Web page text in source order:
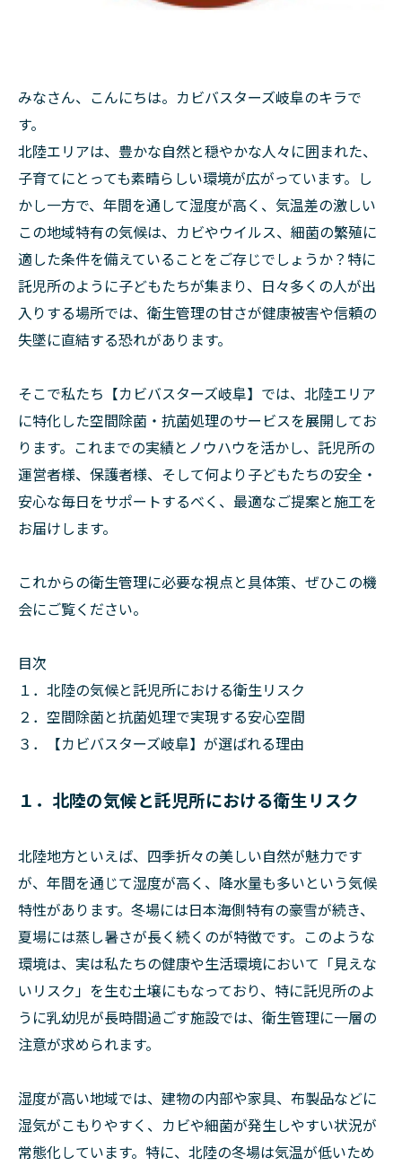
みなさん、こんにちは。カビバスターズ岐阜のキラで
す。
北陸エリアは、豊かな自然と穏やかな人々に囲まれた、
子育てにとっても素晴らしい環境が広がっています。し
かし一方で、年間を通して湿度が高く、気温差の激しい
この地域特有の気候は、カビやウイルス、細菌の繁殖に
適した条件を備えていることをご存じでしょうか？特に
託児所のように子どもたちが集まり、日々多くの人が出
入りする場所では、衛生管理の甘さが健康被害や信頼の
失墜に直結する恐れがあります。
そこで私たち【カビバスターズ岐阜】では、北陸エリア
に特化した空間除菌・抗菌処理のサービスを展開してお
ります。これまでの実績とノウハウを活かし、託児所の
運営者様、保護者様、そして何より子どもたちの安全・
安心な毎日をサポートするべく、最適なご提案と施工を
お届けします。
これからの衛生管理に必要な視点と具体策、ぜひこの機
会にご覧ください。
目次
１．北陸の気候と託児所における衛生リスク
２．空間除菌と抗菌処理で実現する安心空間
３．【カビバスターズ岐阜】が選ばれる理由
１．北陸の気候と託児所における衛生リスク
北陸地方といえば、四季折々の美しい自然が魅力です
が、年間を通じて湿度が高く、降水量も多いという気候
特性があります。冬場には日本海側特有の豪雪が続き、
夏場には蒸し暑さが長く続くのが特徴です。このような
環境は、実は私たちの健康や生活環境において「見えな
いリスク」を生む土壌にもなっており、特に託児所のよ
うに乳幼児が長時間過ごす施設では、衛生管理に一層の
注意が求められます。
湿度が高い地域では、建物の内部や家具、布製品などに
湿気がこもりやすく、カビや細菌が発生しやすい状況が
常態化しています。特に、北陸の冬場は気温が低いため